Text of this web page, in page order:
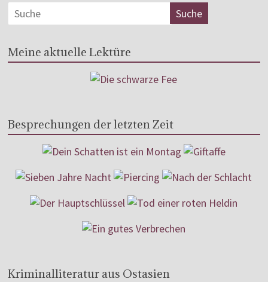
Meine aktuelle Lektüre
Besprechungen der letzten Zeit
Kriminalliteratur aus Ostasien